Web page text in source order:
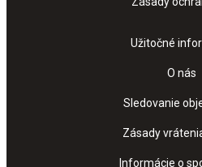
Užitočné
O nás
Sledovanie
Zásady
Informácie o